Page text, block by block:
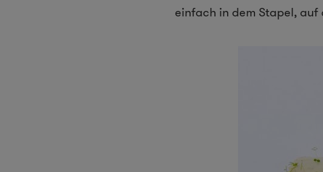
einfach in dem Stapel,